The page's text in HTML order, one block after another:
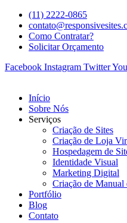
(11) 2222-0865
Como Contratar?
Solicitar Orçamento
Facebook Instagram Twitter
Início
Sobre Nós
Serviços
Criação de Sites
Criação de Loja
Hospedagem de
Identidade Visual
Marketing Digital
Criação de Manual
Portfólio
Blog
Contato